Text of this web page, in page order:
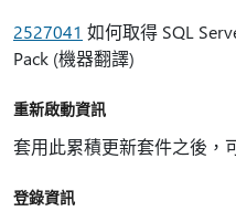
2527041 如何取得 SQL
Pack (機器翻譯)
重新啟動資訊
套用此累積更新套件之後，
登錄資訊